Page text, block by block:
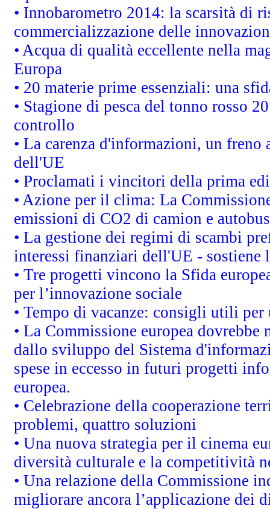
• Innobarometro 2014: la scarsità di
commercializzazione delle
• Acqua di qualità eccellente nella
Europa
• 20 materie prime essenziali: una
• Stagione di pesca del tonno rosso
controllo
• La carenza d'informazioni, un
dell'UE
• Proclamati i vincitori della prima
• Azione per il clima: La
emissioni di CO2 di camion e autobus
• La gestione dei regimi di scambi
interessi finanziari dell'UE - sostiene
• Tre progetti vincono la Sfida
per l’innovazione sociale
• Tempo di vacanze: consigli utili per
• La Commissione europea
dallo sviluppo del Sistema
spese in eccesso in futuri progetti
europea.
• Celebrazione della cooperazione
problemi, quattro soluzioni
• Una nuova strategia per il cinema
diversità culturale e la competitività
• Una relazione della Commissione
migliorare ancora l’applicazione dei